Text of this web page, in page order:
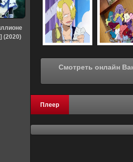
Смотреть онлайн Ван-Пис: Защитить! Последняя великая сцена! (2003) в
Плеер
(2020)